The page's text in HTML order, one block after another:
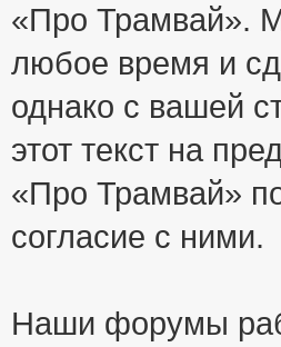
«Про Трамвай».
любое время и
однако с вашей
этот текст на
«Про Трамвай»
согласие с ними.
Наши форумы